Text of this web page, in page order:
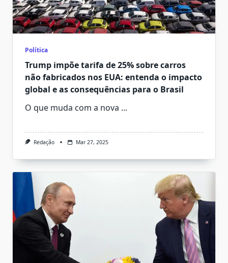
Política
Trump impõe tarifa de 25% sobre carros
não fabricados nos EUA: entenda o impacto
global e as consequências para o Brasil
O que muda com a nova ...
Redação Mar 27, 2025